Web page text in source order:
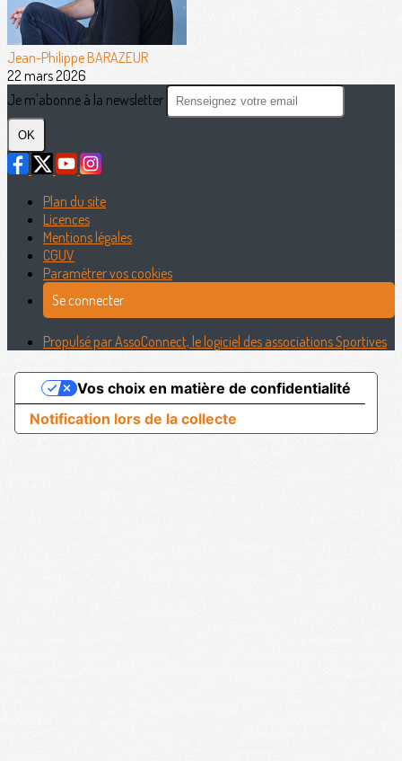
Jean-Philippe BARAZEUR
22 mars 2026
Je m'abonne à la newsletter
OK
Plan du site
Licences
Mentions légales
CGUV
Paramétrer vos cookies
Se connecter
Propulsé par AssoConnect, le logiciel des associations Sportives
Notification lors de la collecte
Vos choix en matière de confidentialité